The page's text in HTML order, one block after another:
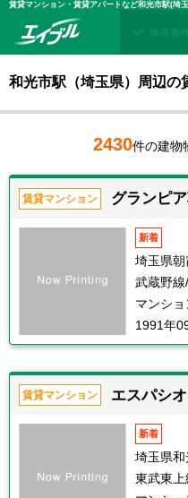
保存条件
和光市駅（埼玉県）周辺の
2430件の建物
賃貸マンション グランピ
新着
埼玉県朝
武蔵野
マンシ
1991年
賃貸マンション エスパシオ
新着
埼玉県
東武東